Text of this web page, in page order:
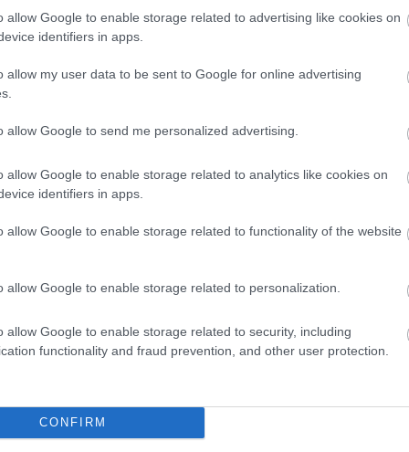
allow Google to enable storage related to advertising like cookies on
identifiers in apps.
allow my user data to be sent to Google for online advertising
allow Google to send me personalized advertising.
allow Google to enable storage related to analytics like cookies on
identifiers in apps.
allow Google to enable storage related to functionality of the website
allow Google to enable storage related to personalization.
allow Google to enable storage related to security, including
functionality and fraud prevention, and other user protection.
CONFIRM
η μεγαλύτερη αεροπορική εταιρεία
τις συνέπειες του πολέμου με το
ορισμένες πτήσεις μετά την
στα Στενά του Ορμούζ, γεγονός που
καυσίμων σε ιστορικά υψηλά επίπεδα.
πέρυσι ότι θα αυξήσει το
στο 60,5% από περίπου 20%,
LP και Lind Invest.
συμμετοχή στη SAS το 2023, μετά
21:27